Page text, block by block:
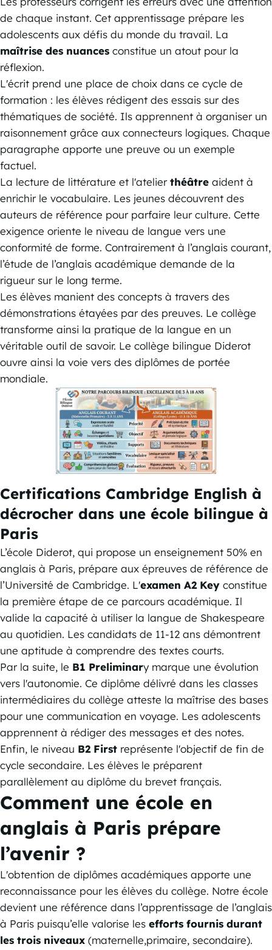
de chaque instant. Cet apprentissage prépare les
adolescents aux défis du monde du travail. La
maîtrise des nuances constitue un atout pour la
réflexion.
L'écrit prend une place de choix dans ce cycle de
formation : les élèves rédigent des essais sur des
thématiques de société. Ils apprennent à organiser un
raisonnement grâce aux connecteurs logiques. Chaque
paragraphe apporte une preuve ou un exemple
factuel.
La lecture de littérature et l'atelierthéâtre aident à
enrichir le vocabulaire. Les jeunes découvrent des
auteurs de référence pour parfaire leur culture. Cette
exigence oriente le niveau de langue vers une
conformité de forme. Contrairement à l’anglais courant,
l’étude de l’anglais académique demande de la
rigueur sur le long terme.
Les élèves manient des concepts à travers des
démonstrations étayées par des preuves. Le collège
transforme ainsi la pratique de la langue en un
véritable outil de savoir. Le collège bilingue Diderot
ouvre ainsi la voie vers des diplômes de portée
mondiale.
Certifications Cambridge English à
décrocher dans une école bilingue à
Paris
L’école Diderot, qui propose un enseignement 50% en
anglais à Paris, prépare aux épreuves de référence de
l’Université de Cambridge. L'examen A2 Key constitue
la première étape de ce parcours académique. Il
valide la capacité à utiliser la langue de Shakespeare
au quotidien. Les candidats de 11-12 ans démontrent
une aptitude à comprendre des textes courts.
Par la suite, le B1 Preliminary marque une évolution
vers l'autonomie. Ce diplôme délivré dans les classes
intermédiaires du collège atteste la maîtrise des bases
pour une communication en voyage. Les adolescents
apprennent à rédiger des messages et des notes.
Enfin, le niveau B2 First représente l'objectif de fin de
cycle secondaire. Les élèves le préparent
parallèlement au diplôme du brevet français.
Comment une école en
anglais à Paris prépare
l’avenir ?
L'obtention de diplômes académiques apporte une
reconnaissance pour les élèves du collège. Notre école
devient une référence dans l’apprentissage de l’anglais
à Paris puisqu’elle valorise les efforts fournis durant
les trois niveaux (maternelle,primaire, secondaire).